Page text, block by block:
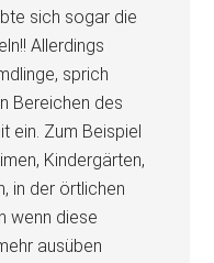
sich sogar die
Allerdings
sprich
Bereichen des
ein. Zum Beispiel
Kindergärten,
in der örtlichen
wenn diese
ausüben